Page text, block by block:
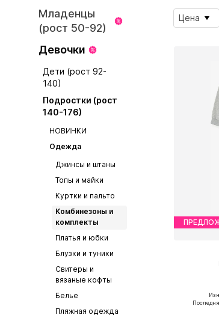
Младенцы
(рост 50-92)
Девочки
Дети (рост 92-
140)
Подростки (рост
140-176)
НОВИНКИ
Одежда
Джинсы и штаны
Топы и майки
Куртки и пальто
Комбинезоны и
комплекты
Платья и юбки
Блузки и туники
Свитеры и
вязаные кофты
Белье
Пляжная одежда
Цена